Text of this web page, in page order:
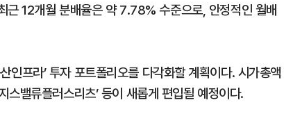
근 12개월 분배율은 약 7.78% 수준으로, 안정적인 월배
인프라’ 투자 포트폴리오를 다각화할 계획이다. 시가총액
스밸류플러스리츠’ 등이 새롭게 편입될 예정이다.